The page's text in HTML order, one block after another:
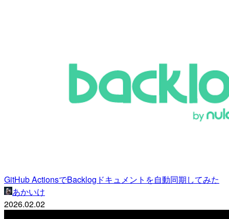
GitHub ActionsでBacklogドキュメントを自動同期してみた
あかいけ
2026.02.02